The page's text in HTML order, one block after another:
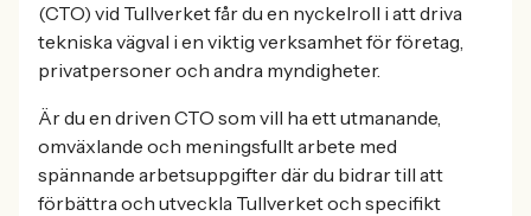
(CTO) vid Tullverket får du en nyckelroll i att driva
tekniska vägval i en viktig verksamhet för företag,
privatpersoner och andra myndigheter.
Är du en driven CTO som vill ha ett utmanande,
omväxlande och meningsfullt arbete med
spännande arbetsuppgifter där du bidrar till att
förbättra och utveckla Tullverket och specifikt